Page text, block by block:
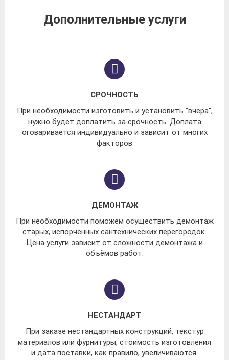
Дополнительные услуги
СРОЧНОСТЬ
При необходимости изготовить и установить "вчера",
нужно будет доплатить за срочность. Доплата
оговаривается индивидуально и зависит от многих
факторов
ДЕМОНТАЖ
При необходимости поможем осуществить демонтаж
старых, испорченных сантехнических перегородок.
Цена услуги зависит от сложности демонтажа и
объёмов работ.
НЕСТАНДАРТ
При заказе нестандартных конструкций, текстур
материалов или фурнитуры, стоимость изготовления
и дата поставки, как правило, увеличиваются.